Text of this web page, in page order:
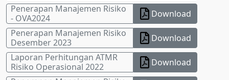
Penerapan Manajemen Risiko
- OVA2024
Download
Penerapan Manajemen Risiko
Desember 2023
Download
Laporan Perhitungan ATMR
Risiko Operasional 2022
Download